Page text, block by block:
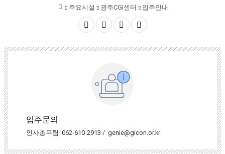
주요시설 광주CGI센터 입주안내
하
기
입주문의
인사총무팀 062-610-2913 / genie@gicon.or.kr